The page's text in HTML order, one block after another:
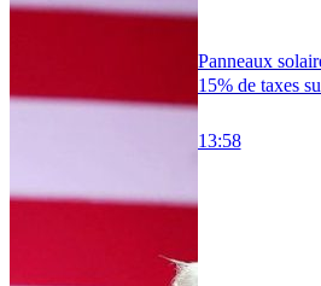
Panneaux
15% de taxes
13:58